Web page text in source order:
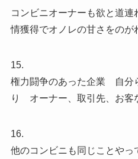
コンビニオーナーも欲と道連
情獲得でオノレの甘さをのが
15.
権力闘争のあった企業 自分
り オーナー、取引先、お客
16.
他のコンビニも同じことやっ